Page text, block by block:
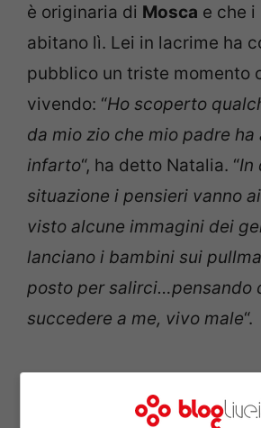
è originaria di Mosca e che i
abitano lì. Lei in lacrime ha
pubblico un triste momento
vivendo: “Ho scoperto
da mio zio che mio padre ha
infarto“, ha detto Natalia. “In
situazione i pensieri vanno
visto alcune immagini dei
lanciano i bambini sui
posto per salirci…pensando
succedere a me, vivo male“.